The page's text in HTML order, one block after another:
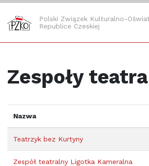
Polski Związek Kulturalno-
Republice Czeskiej
Zespoły
Nazwa
Teatrzyk bez Kurtyny
Zespół teatralny Ligotka Kameralna